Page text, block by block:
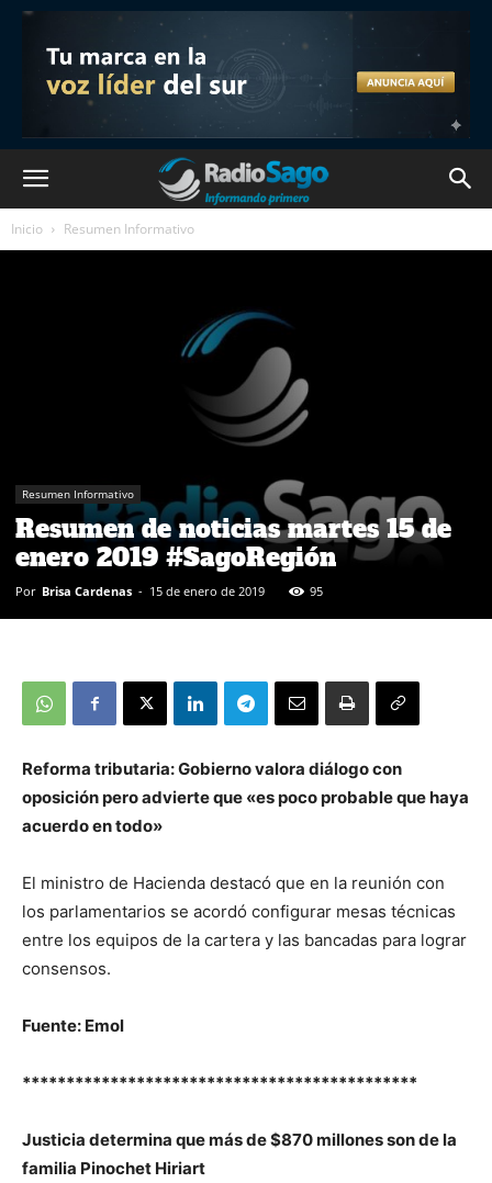
Inicio Resumen Informativo
Resumen Informativo
Resumen de noticias martes 15 de
enero 2019 #SagoRegión
Por Brisa Cardenas - 15 de enero de 2019 95
Reforma tributaria: Gobierno valora diálogo con
oposición pero advierte que «es poco probable que haya
acuerdo en todo»
El ministro de Hacienda destacó que en la reunión con
los parlamentarios se acordó configurar mesas técnicas
entre los equipos de la cartera y las bancadas para lograr
consensos.
Fuente: Emol
*********************************************
Justicia determina que más de $870 millones son de la
familia Pinochet Hiriart